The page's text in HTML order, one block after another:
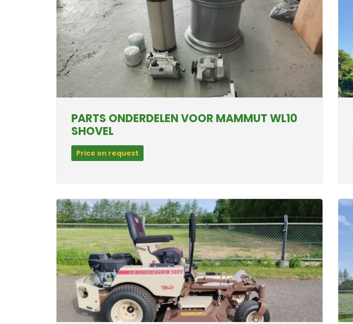
PARTS ONDERDELEN VOOR MAMMUT WL10
SHOVEL
Price on request